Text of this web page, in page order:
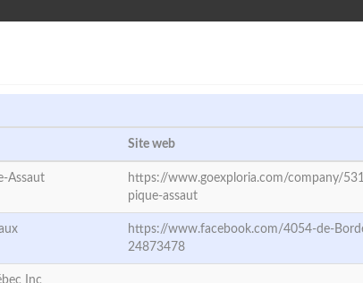
Site web
Assaut
https://www.goexploria.com/company/
pique-assaut
https://www.facebook.com/4054-de-
24873478
Inc